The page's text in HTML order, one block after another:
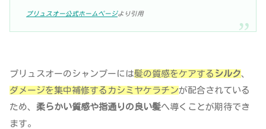
プリュスオー公式ホームページより引用
プリュスオーのシャンプーには髪の質感をケアする シルク、
ダメージを集中補修するカシミヤケラチンが配合されている
ため、 柔らかい質感や指通りの良い髪へ導くことが期待でき
ます。